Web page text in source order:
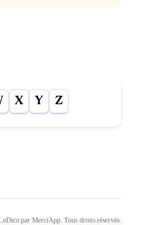
X Y Z
par MerciApp. Tous droits réservés.